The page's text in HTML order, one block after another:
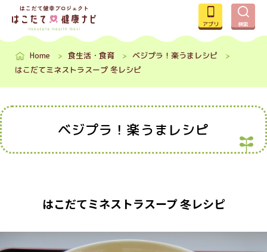
アプリ 検索
Home 食生活・食育
ベジプラ！楽うまレシピ
はこだてミネストラスープ 冬レシピ
ベジプラ！楽うまレシピ
はこだてミネストラスープ 冬レシピ